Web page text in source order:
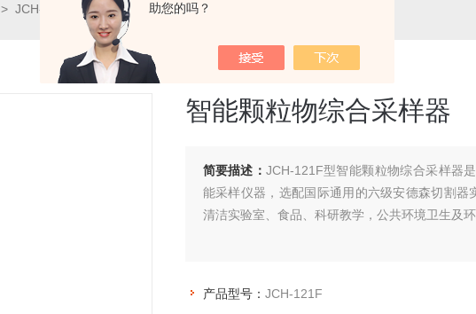
助您的吗？
> JCH-121F智能颗粒物综合采样器
智能颗粒物综合采样器
简要描述： JCH-121F型智能颗粒物综合采样器
能采样仪器，选配国际通用的六级安德森切割器
清洁实验室、食品、科研教学，公共环境卫生及环
产品型号： JCH-121F